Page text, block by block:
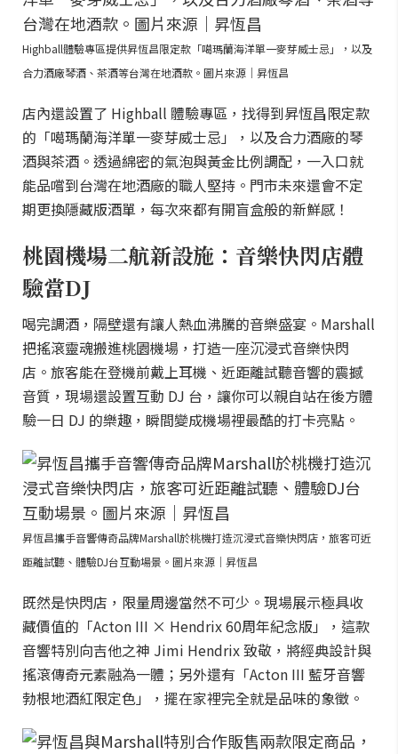
Highball體驗專區提供昇恆昌限定款「噶瑪蘭海洋單一麥芽威士忌」，以及
合力酒廠琴酒、茶酒等台灣在地酒款。圖片來源｜昇恆昌
店內還設置了 Highball 體驗專區，找得到昇恆昌限定款
的「噶瑪蘭海洋單一麥芽威士忌」，以及合力酒廠的琴
酒與茶酒。透過綿密的氣泡與黃金比例調配，一入口就
能品嚐到台灣在地酒廠的職人堅持。門市未來還會不定
期更換隱藏版酒單，每次來都有開盲盒般的新鮮感！
桃園機場二航新設施：音樂快閃店體
驗當DJ
喝完調酒，隔壁還有讓人熱血沸騰的音樂盛宴。Marshall
把搖滾靈魂搬進桃園機場，打造一座沉浸式音樂快閃
店。旅客能在登機前戴上耳機、近距離試聽音響的震撼
音質，現場還設置互動 DJ 台，讓你可以親自站在後方體
驗一日 DJ 的樂趣，瞬間變成機場裡最酷的打卡亮點。
昇恆昌攜手音響傳奇品牌Marshall於桃機打造沉浸式音樂快閃店，旅客可近
距離試聽、體驗DJ台互動場景。圖片來源｜昇恆昌
既然是快閃店，限量周邊當然不可少。現場展示極具收
藏價值的「Acton III × Hendrix 60周年紀念版」，這款
音響特別向吉他之神 Jimi Hendrix 致敬，將經典設計與
搖滾傳奇元素融為一體；另外還有「Acton III 藍牙音響
勃根地酒紅限定色」，擺在家裡完全就是品味的象徵。